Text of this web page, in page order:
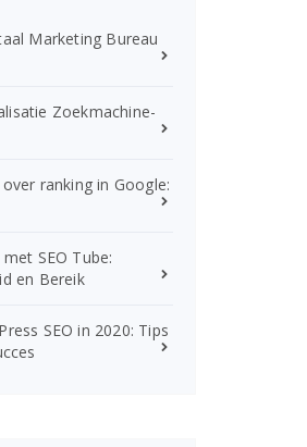
Marketing Bureau
Zoekmachine-
ranking in Google:
SEO Tube:
en Bereik
SEO in 2020: Tips